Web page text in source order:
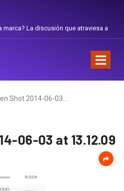
que atraviesa a
Gabriela
Shot 2014-06-03…
06-03 at 13.12.09